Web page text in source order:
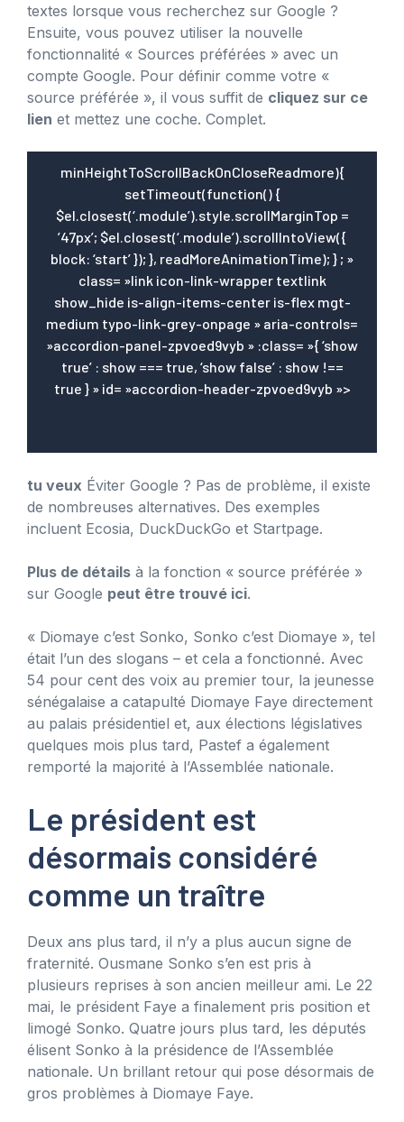
textes lorsque vous recherchez sur Google ?
Ensuite, vous pouvez utiliser la nouvelle
fonctionnalité « Sources préférées » avec un
compte Google. Pour définir comme votre «
source préférée », il vous suffit de cliquez sur ce
lien et mettez une coche. Complet.
minHeightToScrollBackOnCloseReadmore){
setTimeout(function() {
$el.closest(‘.module’).style.scrollMarginTop =
’47px’; $el.closest(‘.module’).scrollIntoView({
block: ‘start’ }); }, readMoreAnimationTime); } ; »
class= »link icon-link-wrapper textlink
show_hide is-align-items-center is-flex mgt-
medium typo-link-grey-onpage » aria-controls=
»accordion-panel-zpvoed9vyb » :class= »{ ‘show
true’ : show === true, ‘show false’ : show !==
true } » id= »accordion-header-zpvoed9vyb »>
tu veux Éviter Google ? Pas de problème, il existe
de nombreuses alternatives. Des exemples
incluent Ecosia, DuckDuckGo et Startpage.
Plus de détails à la fonction « source préférée »
sur Google peut être trouvé ici.
« Diomaye c’est Sonko, Sonko c’est Diomaye », tel
était l’un des slogans – et cela a fonctionné. Avec
54 pour cent des voix au premier tour, la jeunesse
sénégalaise a catapulté Diomaye Faye directement
au palais présidentiel et, aux élections législatives
quelques mois plus tard, Pastef a également
remporté la majorité à l’Assemblée nationale.
Le président est
désormais considéré
comme un traître
Deux ans plus tard, il n’y a plus aucun signe de
fraternité. Ousmane Sonko s’en est pris à
plusieurs reprises à son ancien meilleur ami. Le 22
mai, le président Faye a finalement pris position et
limogé Sonko. Quatre jours plus tard, les députés
élisent Sonko à la présidence de l’Assemblée
nationale. Un brillant retour qui pose désormais de
gros problèmes à Diomaye Faye.